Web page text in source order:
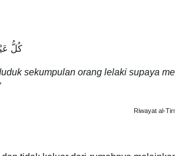
كُلُّ
sekumpulan orang lelaki supaya
Riwayat al-